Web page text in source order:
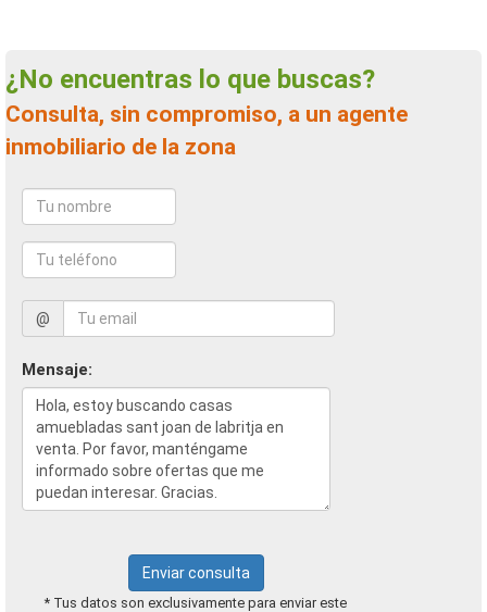
¿No encuentras lo que buscas?
Consulta, sin compromiso, a un agente
inmobiliario de la zona
@
Mensaje:
Enviar consulta
* Tus datos son exclusivamente para enviar este